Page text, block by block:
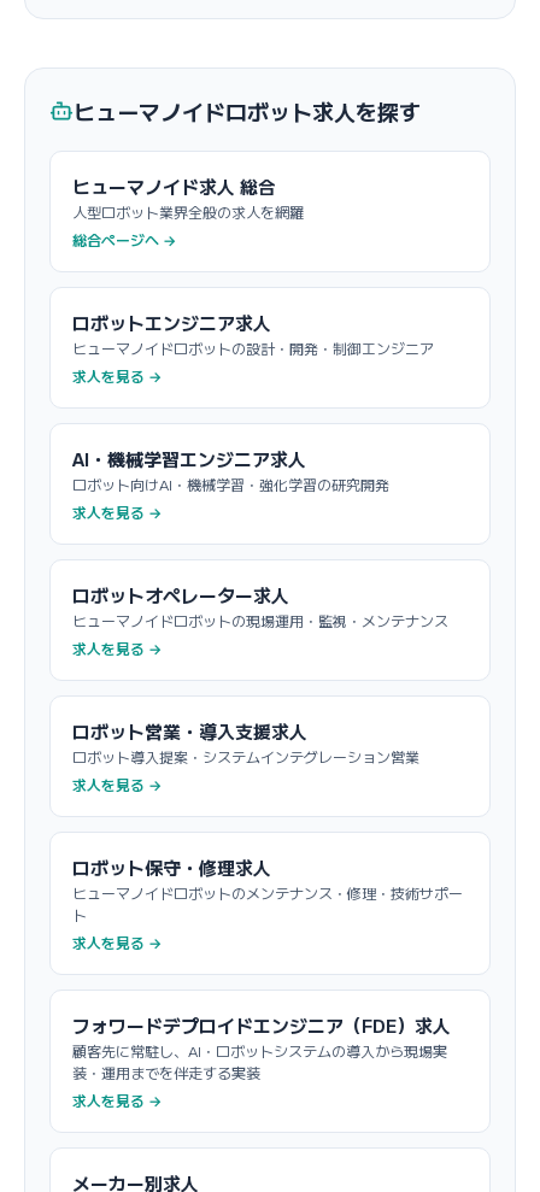
ヒューマノイドロボット求人を探す
ヒューマノイド求人 総合
人型ロボット業界全般の求人を網羅
総合ページへ →
ロボットエンジニア求人
ヒューマノイドロボットの設計・開発・制御エンジニア
求人を見る →
AI・機械学習エンジニア求人
ロボット向けAI・機械学習・強化学習の研究開発
求人を見る →
ロボットオペレーター求人
ヒューマノイドロボットの現場運用・監視・メンテナンス
求人を見る →
ロボット営業・導入支援求人
ロボット導入提案・システムインテグレーション営業
求人を見る →
ロボット保守・修理求人
ヒューマノイドロボットのメンテナンス・修理・技術サポー
ト
求人を見る →
フォワードデプロイドエンジニア（FDE）求人
顧客先に常駐し、AI・ロボットシステムの導入から現場実
装・運用までを伴走する実装
求人を見る →
メーカー別求人